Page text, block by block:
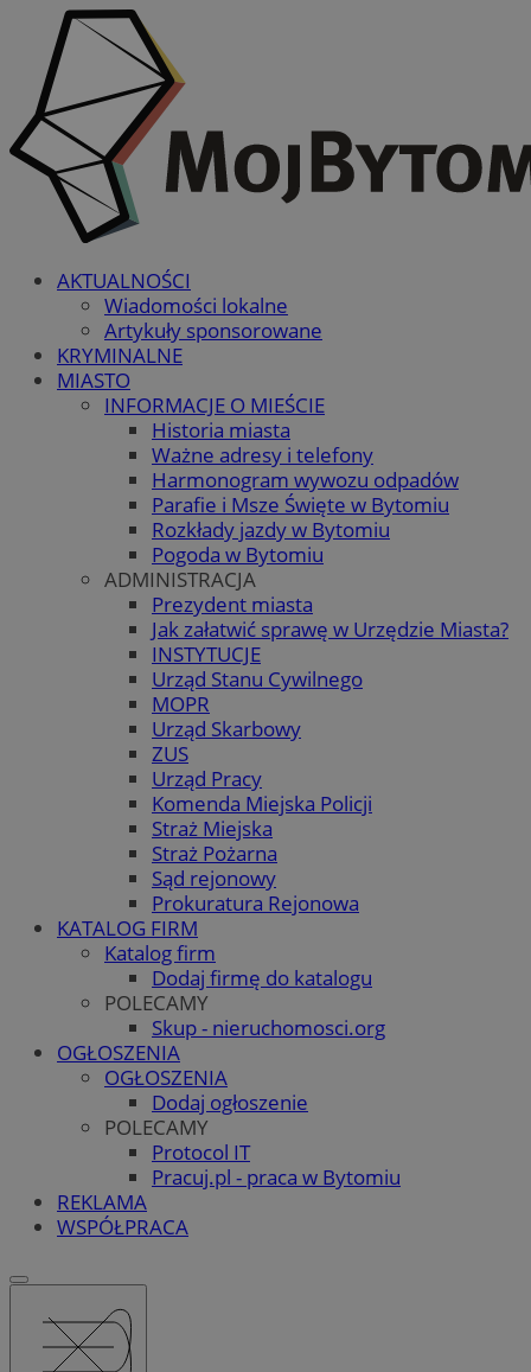
AKTUALNOŚCI
Wiadomości lokalne
Artykuły sponsorowane
KRYMINALNE
MIASTO
INFORMACJE O MIEŚCIE
Historia miasta
Ważne adresy i telefony
Harmonogram wywozu odpadów
Parafie i Msze Święte w Bytomiu
Rozkłady jazdy w Bytomiu
Pogoda w Bytomiu
ADMINISTRACJA
Prezydent miasta
Jak załatwić sprawę w Urzędzie Miasta?
INSTYTUCJE
Urząd Stanu Cywilnego
MOPR
Urząd Skarbowy
ZUS
Urząd Pracy
Komenda Miejska Policji
Straż Miejska
Straż Pożarna
Sąd rejonowy
Prokuratura Rejonowa
KATALOG FIRM
Katalog firm
Dodaj firmę do katalogu
POLECAMY
Skup - nieruchomosci.org
OGŁOSZENIA
OGŁOSZENIA
Dodaj ogłoszenie
POLECAMY
Protocol IT
Pracuj.pl - praca w Bytomiu
REKLAMA
WSPÓŁPRACA